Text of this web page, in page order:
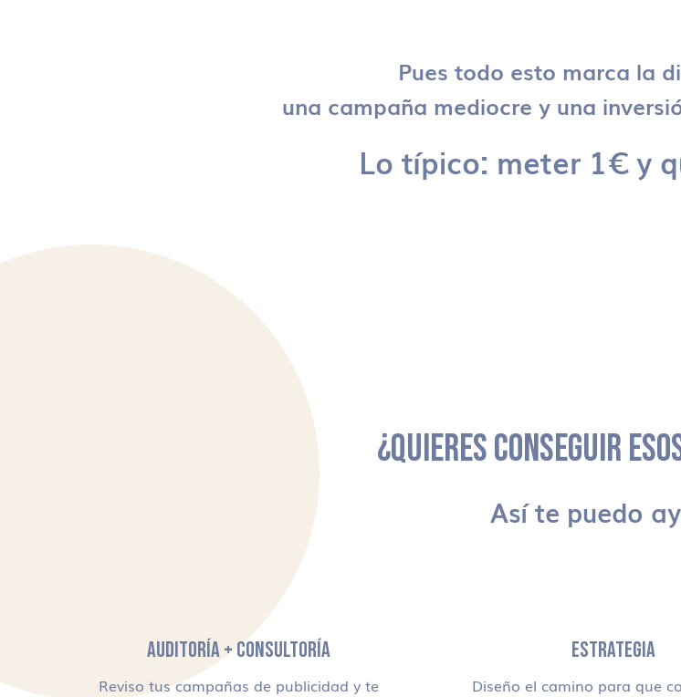
Pues todo esto marca la
una campaña mediocre y una
Lo típico: meter 1€ y
¿QUIERES CONSEGUIR
Así te puedo
AUDITORÍA + CONSULTORÍA
Reviso tus campañas de publicidad y te
ESTRATEGIA
Diseño el camino para que